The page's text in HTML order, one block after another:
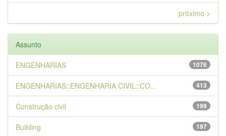
próximo >
Assunto
1076
ENGENHARIAS
413
ENGENHARIAS::ENGENHARIA CIVIL::CO...
199
Construção civil
197
Building